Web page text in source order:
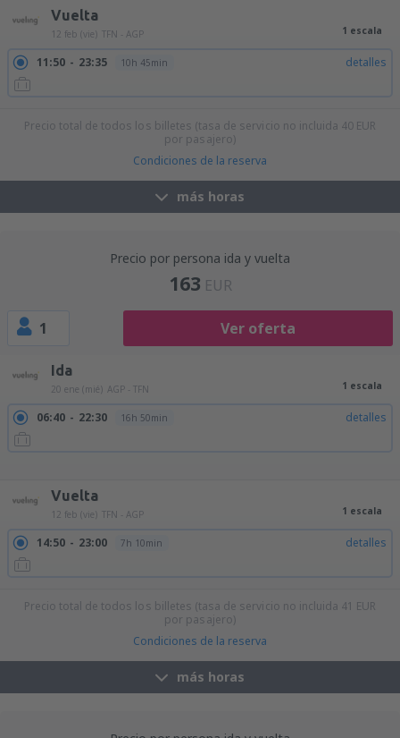
Vuelta
12 feb (vie) TFN - AGP 1 escala
11:50 23:35 10h 45min detalles
Precio total de todos los billetes (tasa de servicio no incluida 40 EUR
por pasajero)
Condiciones de la reserva
más horas
Precio por persona ida y vuelta
163 EUR
1 Ver oferta
Ida
20 ene (mié) AGP - TFN 1 escala
06:40 22:30 16h 50min detalles
Vuelta
12 feb (vie) TFN - AGP 1 escala
14:50 23:00 7h 10min detalles
Precio total de todos los billetes (tasa de servicio no incluida 41 EUR
por pasajero)
Condiciones de la reserva
más horas